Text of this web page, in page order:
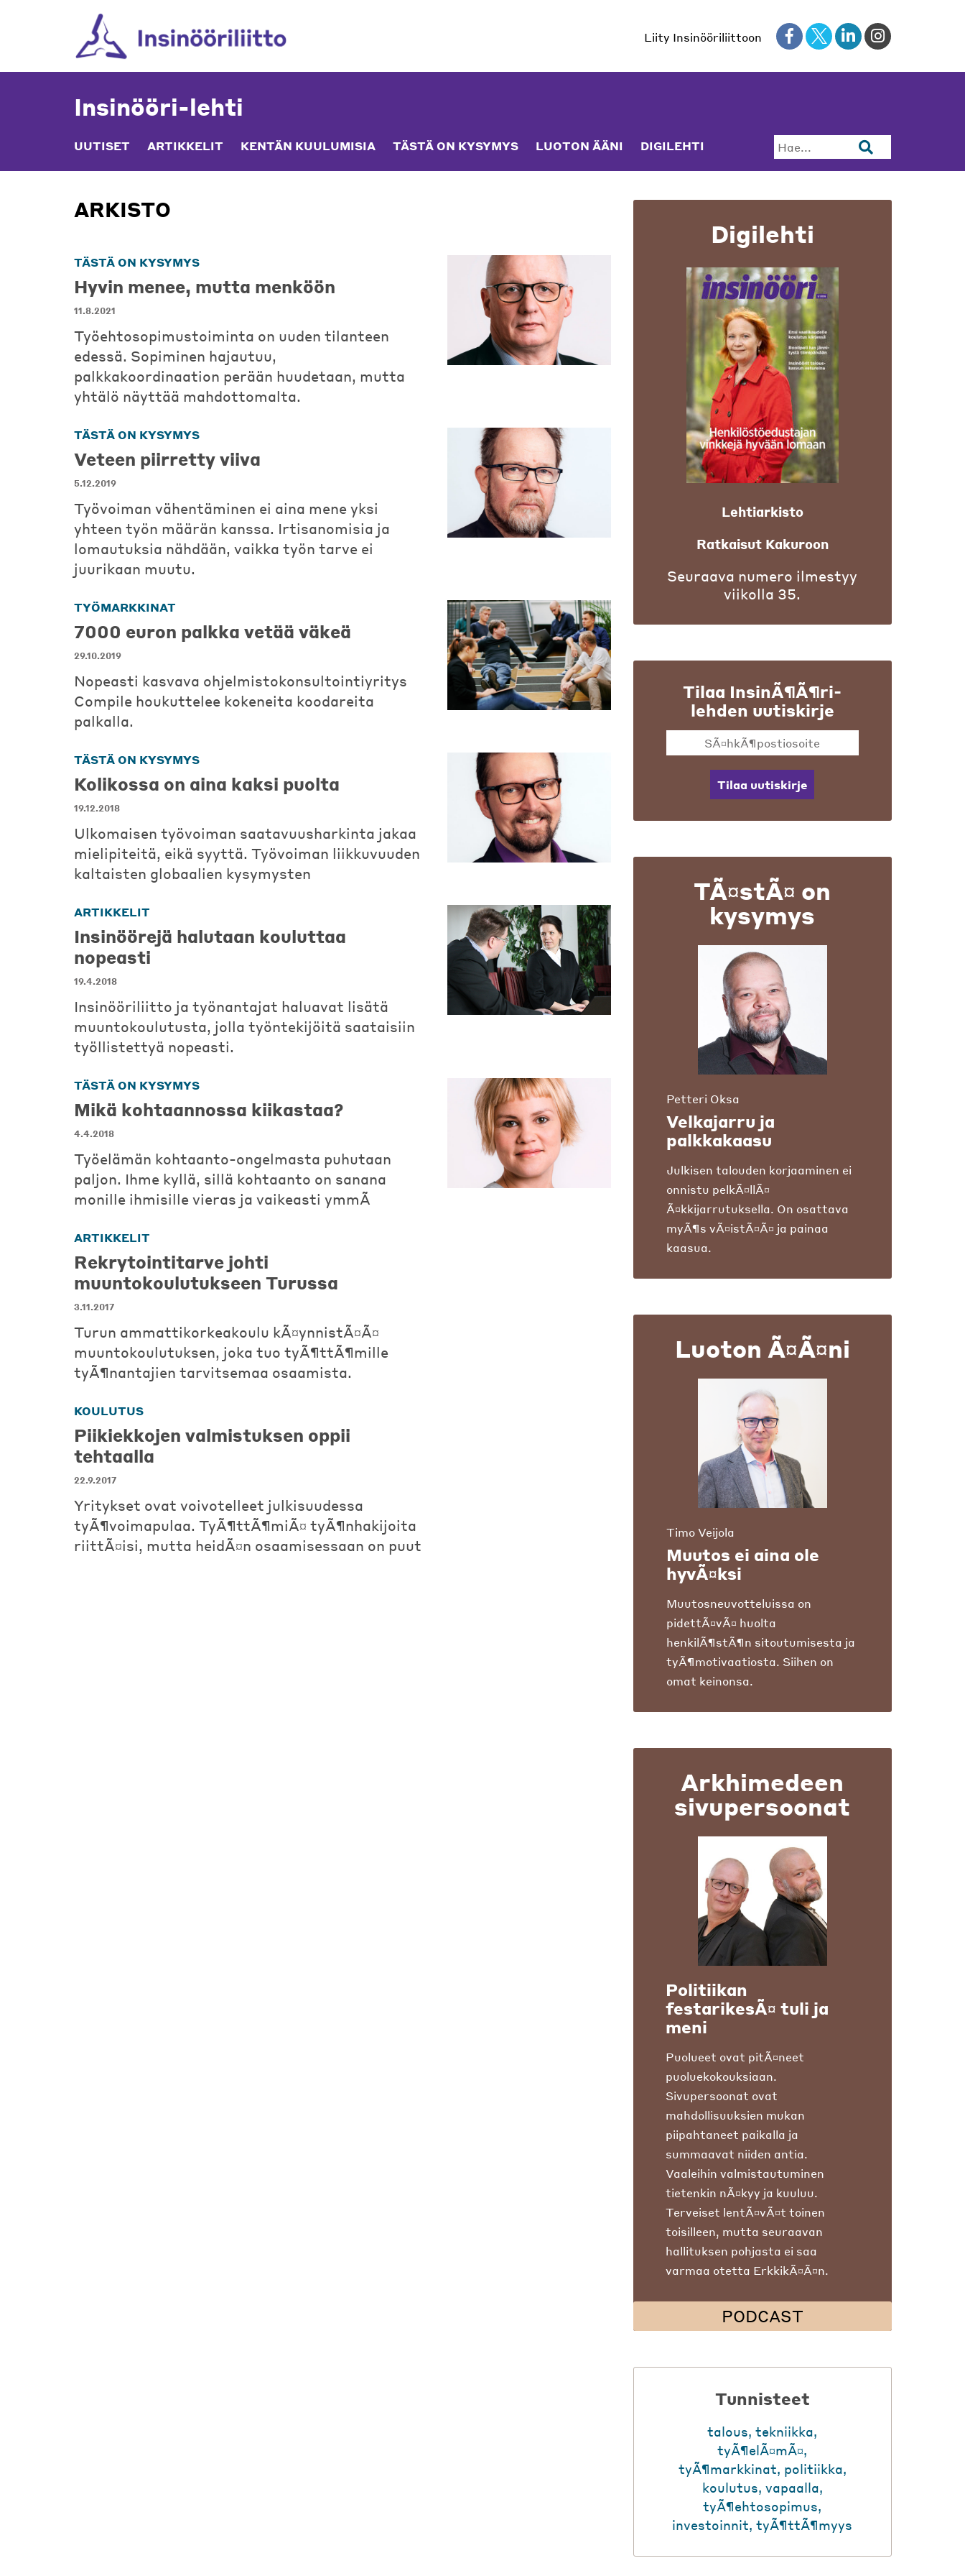
Liity Insinööriliittoon
Insinööri-lehti
UUTISET ARTIKKELIT KENTÄN KUULUMISIA TÄSTÄ ON KYSYMYS LUOTON ÄÄNI DIGILEHTI Hae...
ARKISTO
TÄSTÄ ON KYSYMYS
Hyvin menee, mutta menköön
11.8.2021
Työehtosopimustoiminta on uuden tilanteen
edessä. Sopiminen hajautuu,
palkkakoordinaation perään huudetaan, mutta
yhtälö näyttää mahdottomalta.
TÄSTÄ ON KYSYMYS
Veteen piirretty viiva
5.12.2019
Työvoiman vähentäminen ei aina mene yksi
yhteen työn määrän kanssa. Irtisanomisia ja
lomautuksia nähdään, vaikka työn tarve ei
juurikaan muutu.
TYÖMARKKINAT
7000 euron palkka vetää väkeä
29.10.2019
Nopeasti kasvava ohjelmistokonsultointiyritys
Compile houkuttelee kokeneita koodareita
palkalla.
TÄSTÄ ON KYSYMYS
Kolikossa on aina kaksi puolta
19.12.2018
Ulkomaisen työvoiman saatavuusharkinta jakaa
mielipiteitä, eikä syyttä. Työvoiman liikkuvuuden
kaltaisten globaalien kysymysten
ARTIKKELIT
Insinöörejä halutaan kouluttaa
nopeasti
19.4.2018
Insinööriliitto ja työnantajat haluavat lisätä
muuntokoulutusta, jolla työntekijöitä saataisiin
työllistettyä nopeasti.
TÄSTÄ ON KYSYMYS
Mikä kohtaannossa kiikastaa?
4.4.2018
Työelämän kohtaanto-ongelmasta puhutaan
paljon. Ihme kyllä, sillä kohtaanto on sanana
monille ihmisille vieras ja vaikeasti ymmÃ
ARTIKKELIT
Rekrytointitarve johti
muuntokoulutukseen Turussa
3.11.2017
Turun ammattikorkeakoulu kÃ¤ynnistÃ¤Ã¤
muuntokoulutuksen, joka tuo tyÃ¶ttÃ¶mille
tyÃ¶nantajien tarvitsemaa osaamista.
KOULUTUS
Piikiekkojen valmistuksen oppii
tehtaalla
22.9.2017
Yritykset ovat voivotelleet julkisuudessa
tyÃ¶voimapulaa. TyÃ¶ttÃ¶miÃ¤ tyÃ¶nhakijoita
riittÃ¤isi, mutta heidÃ¤n osaamisessaan on puut
Digilehti
Lehtiarkisto
Ratkaisut Kakuroon
Seuraava numero ilmestyy
viikolla 35.
Tilaa InsinÃ¶Ã¶ri-
lehden uutiskirje
Tilaa uutiskirje
TÃ¤stÃ¤ on
kysymys
Petteri Oksa
Velkajarru ja
palkkakaasu
Julkisen talouden korjaaminen ei
onnistu pelkÃ¤llÃ¤
Ã¤kkijarrutuksella. On osattava
myÃ¶s vÃ¤istÃ¤Ã¤ ja painaa
kaasua.
Luoton Ã¤Ã¤ni
Timo Veijola
Muutos ei aina ole
hyvÃ¤ksi
Muutosneuvotteluissa on
pidettÃ¤vÃ¤ huolta
henkilÃ¶stÃ¶n sitoutumisesta ja
tyÃ¶motivaatiosta. Siihen on
omat keinonsa.
Arkhimedeen
sivupersoonat
Politiikan
festarikesÃ¤ tuli ja
meni
Puolueet ovat pitÃ¤neet
puoluekokouksiaan.
Sivupersoonat ovat
mahdollisuuksien mukan
piipahtaneet paikalla ja
summaavat niiden antia.
Vaaleihin valmistautuminen
tietenkin nÃ¤kyy ja kuuluu.
Terveiset lentÃ¤vÃ¤t toinen
toisilleen, mutta seuraavan
hallituksen pohjasta ei saa
varmaa otetta ErkkikÃ¤Ã¤n.
PODCAST
Tunnisteet
talous,tekniikka,
tyÃ¶elÃ¤mÃ¤,
tyÃ¶markkinat, politiikka,
koulutus, vapaalla,
tyÃ¶ehtosopimus,
investoinnit,tyÃ¶ttÃ¶myys